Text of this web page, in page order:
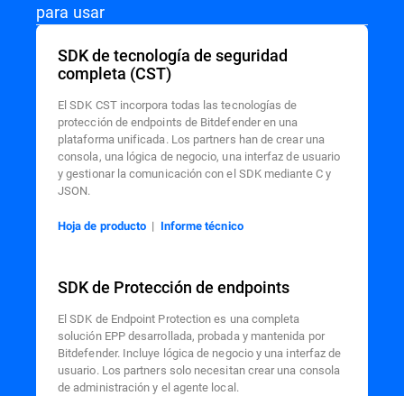
para usar
SDK de tecnología de seguridad
completa (CST)
El SDK CST incorpora todas las tecnologías de
protección de endpoints de Bitdefender en una
plataforma unificada. Los partners han de crear una
consola, una lógica de negocio, una interfaz de usuario
y gestionar la comunicación con el SDK mediante C y
JSON.
Hoja de producto | Informe técnico
SDK de Protección de endpoints
El SDK de Endpoint Protection es una completa
solución EPP desarrollada, probada y mantenida por
Bitdefender. Incluye lógica de negocio y una interfaz de
usuario. Los partners solo necesitan crear una consola
de administración y el agente local.